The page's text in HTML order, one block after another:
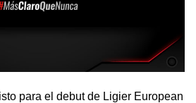
para el debut de Ligier European